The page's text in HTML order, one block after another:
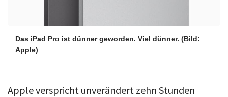
Das iPad Pro ist dünner geworden. Viel dünner. (Bild:
Apple)
Apple verspricht unverändert zehn Stunden